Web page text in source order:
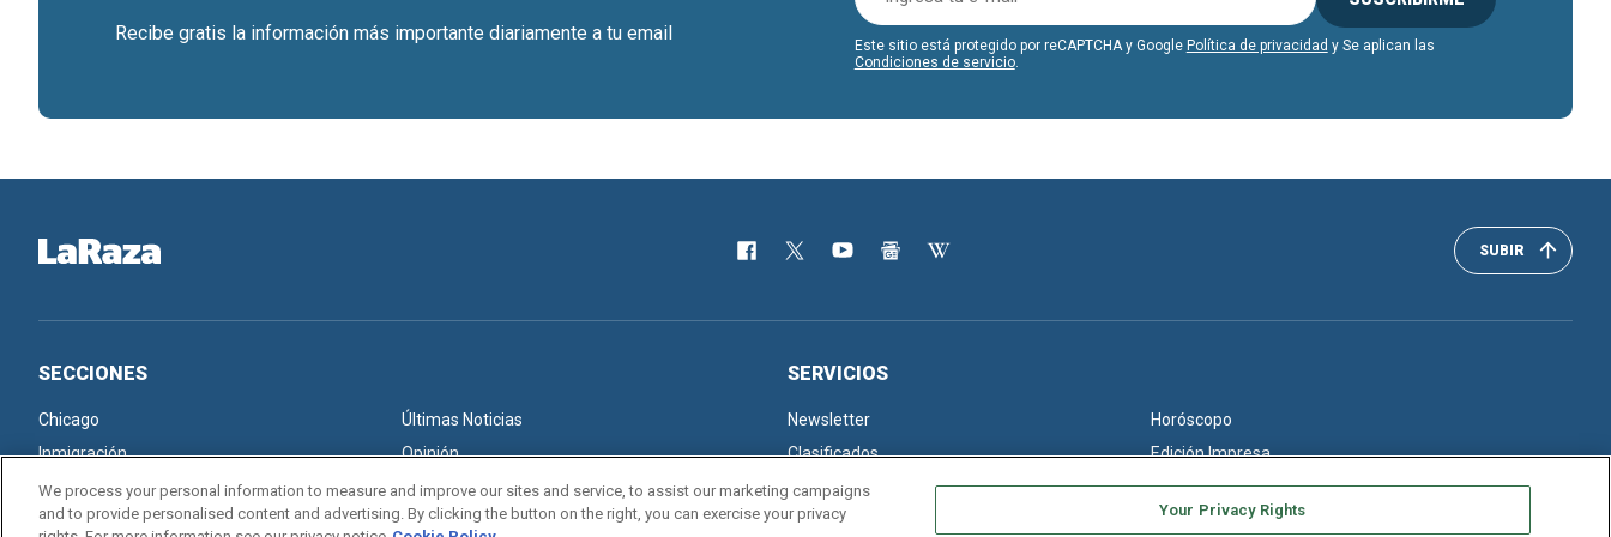
Recibe gratis la información más importante diariamente a tu email
Este sitio está protegido por reCAPTCHA y Google Política de privacidad y Se aplican las
Condiciones de servicio.
SUBIR
SECCIONES
Chicago
Últimas Noticias
Inmigración
Opinión
SERVICIOS
Newsletter
Horóscopo
Clasificados
Edición Impresa
We process your personal information to measure and improve our sites and service, to assist our marketing campaigns
and to provide personalised content and advertising. By clicking the button on the right, you can exercise your privacy
Your Privacy Rights